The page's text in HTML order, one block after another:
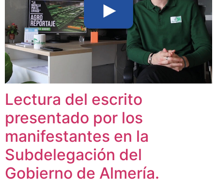
Lectura del escrito
presentado por los
manifestantes en la
Subdelegación del
Gobierno de Almería.